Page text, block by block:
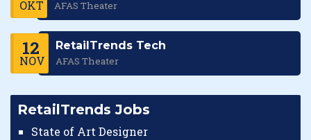
OKT AFAS Theater
12
NOV
RetailTrends Tech
AFAS Theater
RetailTrends Jobs
State of Art Designer